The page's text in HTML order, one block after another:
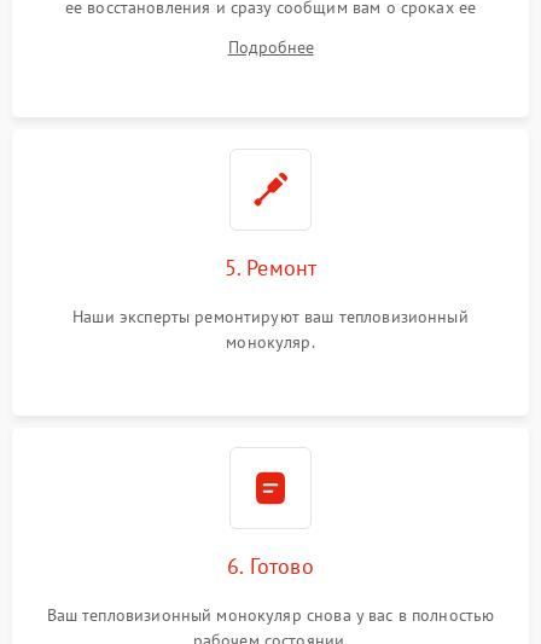
ее восстановления и сразу сообщим вам о сроках ее
Подробнее
5. Ремонт
Наши эксперты ремонтируют ваш тепловизионный
монокуляр.
6. Готово
Ваш тепловизионный монокуляр снова у вас в полностью